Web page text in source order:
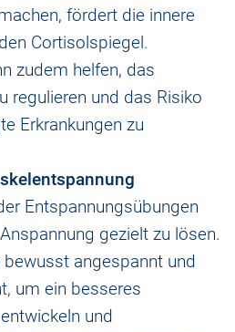
fördert die innere
Cortisolspiegel.
zudem helfen, das
regulieren und das Risiko
Erkrankungen zu
Entspannungsübungen
gezielt zu lösen.
angespannt und
um ein besseres
und